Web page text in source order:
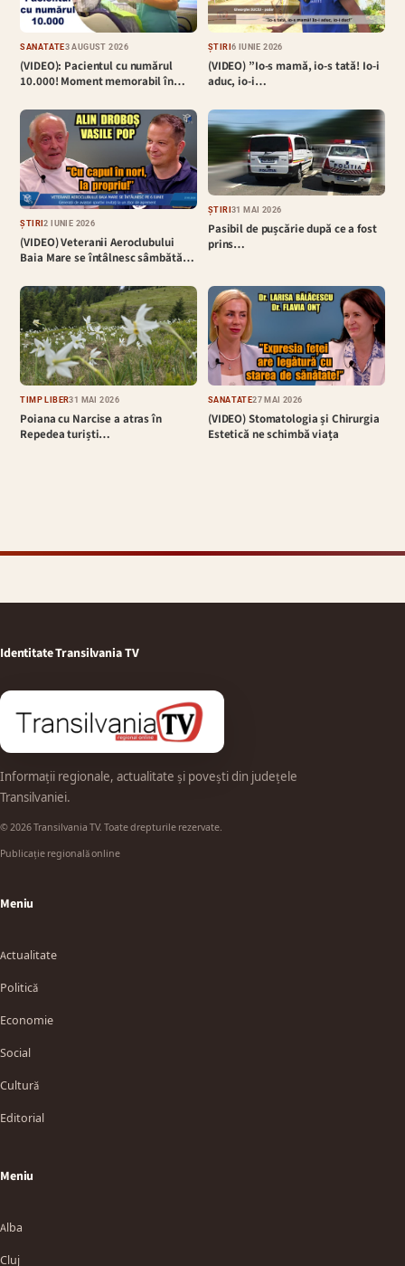
SĂNĂTATE3 AUGUST 2026
(VIDEO): Pacientul cu numărul
10.000! Moment memorabil în…
ȘTIRI6 IUNIE 2026
(VIDEO) ”Io-s mamă, io-s tată! Io-i
aduc, io-i…
ȘTIRI2 IUNIE 2026
(VIDEO) Veteranii Aeroclubului
Baia Mare se întâlnesc sâmbătă…
ȘTIRI31 MAI 2026
Pasibil de pușcărie după ce a fost
prins…
TIMP LIBER31 MAI 2026
Poiana cu Narcise a atras în
Repedea turiști…
SĂNĂTATE27 MAI 2026
(VIDEO) Stomatologia și Chirurgia
Estetică ne schimbă viața
Identitate Transilvania TV
Informații regionale, actualitate și povești din județele
Transilvaniei.
© 2026 Transilvania TV. Toate drepturile rezervate.
Publicație regională online
Meniu
Actualitate
Politică
Economie
Social
Cultură
Editorial
Meniu
Alba
Cluj